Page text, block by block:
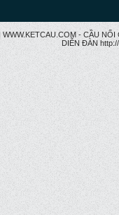
- CẦU
DIỄN ĐÀN